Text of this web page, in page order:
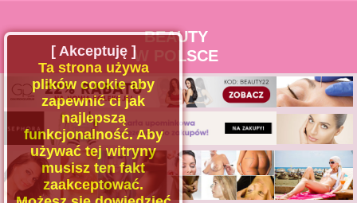
BEAUTY
W POLSCE
[ Akceptuję ]
Ta strona używa
plików cookie aby
zapewnić ci jak
najlepszą
funkcjonalność. Aby
używać tej witryny
musisz ten fakt
zaakceptować.